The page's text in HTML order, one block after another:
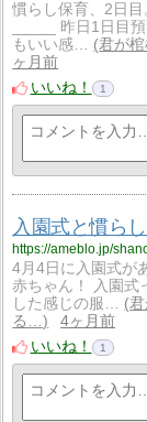
慣らし保育、2日目
_____ 昨日1日目
もいい感…
君が
ヶ月前
いいね！
1
入園式と慣らし
https://ameblo.jp/
4月4日に入園式が
赤ちゃん！ 入園式
した感じの服…
る…
4ヶ月前
いいね！
1